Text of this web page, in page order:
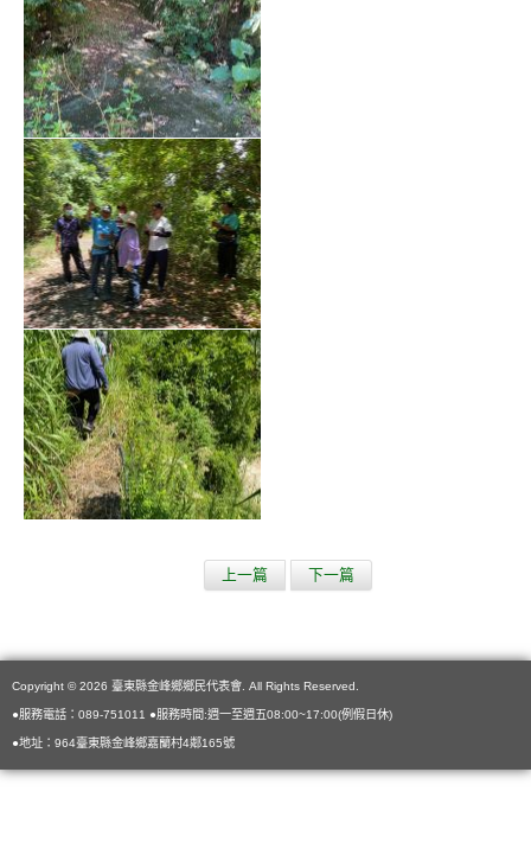
上一篇 下一篇
Copyright © 2026 臺東縣金峰鄉鄉民代表會. All Rights Reserved.
●服務電話：089-751011 ●服務時間:週一至週五08:00~17:00(例假日休)
●地址：964臺東縣金峰鄉嘉蘭村4鄰165號